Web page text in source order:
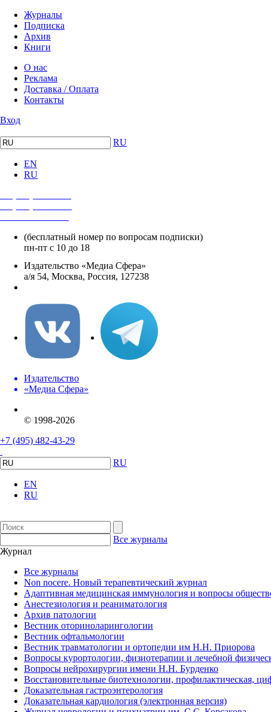
Журналы
Подписка
Архив
Книги
О нас
Реклама
Доставка / Оплата
Контакты
Вход
RU
EN
RU
(бесплатный номер по вопросам подписки)
пн-пт с 10 до 18
Издательство «Медиа Сфера»
а/я 54, Москва, Россия, 127238
Издательство
«Медиа Сфера»
© 1998-2026
+7 (495) 482-43-29
RU
EN
RU
Все журналы
Журнал
Все журналы
Non nocere. Новый терапевтический журнал
Адаптивная медицинская иммунология и вопросы
Анестезиология и реаниматология
Архив патологии
Вестник оториноларингологии
Вестник офтальмологии
Вестник травматологии и ортопедии им Н.Н. Приорова
Вопросы курортологии, физиотерапии и лечебной
Вопросы нейрохирургии имени Н.Н. Бурденко
Восстановительные биотехнологии, профилактическая,
Доказательная гастроэнтерология
Доказательная кардиология (электронная версия)